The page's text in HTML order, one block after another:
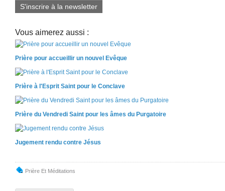
S'inscrire à la newsletter
Vous aimerez aussi :
Prière pour accueillir un nouvel Evêque
Prière à l'Esprit Saint pour le Conclave
Prière du Vendredi Saint pour les âmes du Purgatoire
Jugement rendu contre Jésus
Prière Et Méditations